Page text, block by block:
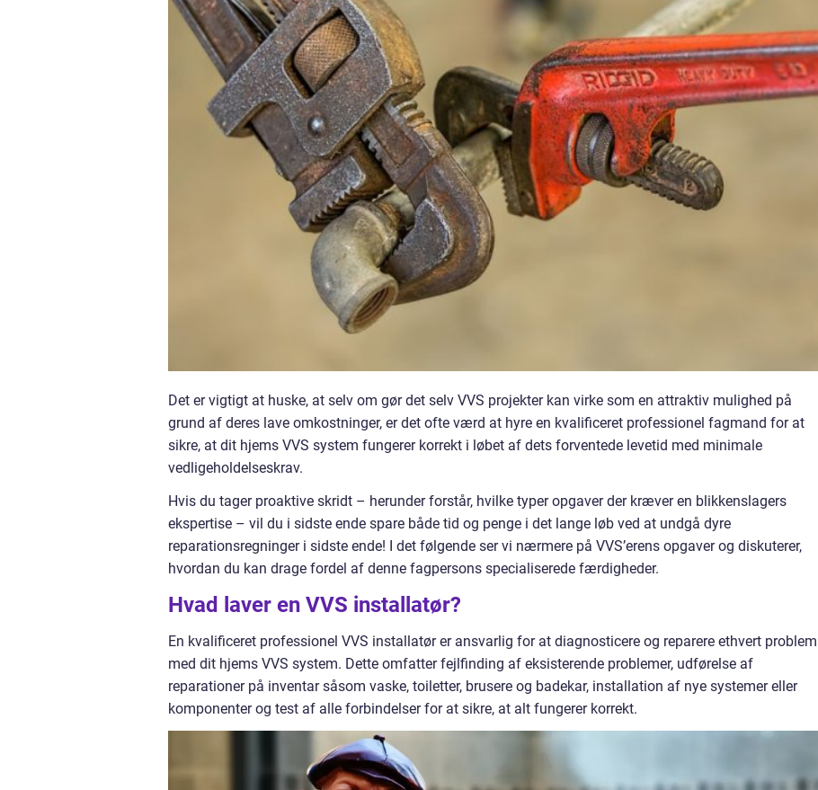
Det er vigtigt at huske, at selv om gør det selv VVS projekter kan virke som en attraktiv mulighed på
grund af deres lave omkostninger, er det ofte værd at hyre en kvalificeret professionel fagmand for at
sikre, at dit hjems VVS system fungerer korrekt i løbet af dets forventede levetid med minimale
vedligeholdelseskrav.
Hvis du tager proaktive skridt – herunder forstår, hvilke typer opgaver der kræver en blikkenslagers
ekspertise – vil du i sidste ende spare både tid og penge i det lange løb ved at undgå dyre
reparationsregninger i sidste ende! I det følgende ser vi nærmere på VVS’erens opgaver og diskuterer,
hvordan du kan drage fordel af denne fagpersons specialiserede færdigheder.
Hvad laver en VVS installatør?
En kvalificeret professionel VVS installatør er ansvarlig for at diagnosticere og reparere ethvert problem
med dit hjems VVS system. Dette omfatter fejlfinding af eksisterende problemer, udførelse af
reparationer på inventar såsom vaske, toiletter, brusere og badekar, installation af nye systemer eller
komponenter og test af alle forbindelser for at sikre, at alt fungerer korrekt.